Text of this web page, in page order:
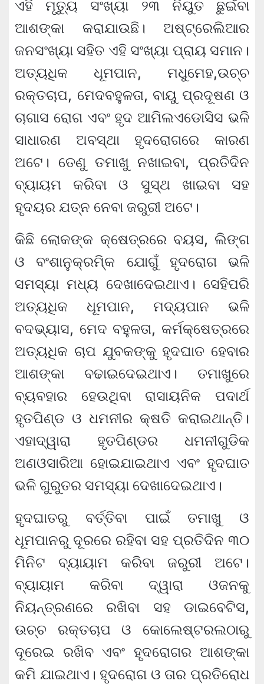
ଏହି ମୃତ୍ୟୁ ସଂଖ୍ୟା ୨୩ ନିୟୁତ ଛୁଇଁବା
ଆଶଙ୍କା କରାଯାଉଛି। ଅଷ୍ଟ୍ରେଲିଆର
ଜନସଂଖ୍ୟା ସହିତ ଏହି ସଂଖ୍ୟା ପ୍ରାୟ ସମାନ।
ଅତ୍ୟଧିକ ଧୂମପାନ, ମଧୁମେହ,ଉଚ୍ଚ
ରକ୍ତଚାପ, ମେଦବହୁଳତା, ବାୟୁ ପ୍ରଦୂଷଣ ଓ
ଚାଗାସ ରୋଗ ଏବଂ ହୃଦ ଆମିଲଏଡୋସିସ ଭଳି
ସାଧାରଣ ଅବସ୍ଥା ହୃଦରୋଗରେ କାରଣ
ଅଟେ। ତେଣୁ ତମାଖୁ ନଖାଇବା, ପ୍ରତିଦିନ
ବ୍ୟାୟମ କରିବା ଓ ସୁସ୍ଥ ଖାଇବା ସହ
ହୃଦୟର ଯତ୍ନ ନେବା ଜରୁରୀ ଅଟେ।
କିଛି ଲୋକଙ୍କ କ୍ଷେତ୍ରରେ ବୟସ, ଲିଙ୍ଗ
ଓ ବଂଶାନୁକ୍ରମି୍‌କ ଯୋଗୁଁ ହୃଦରୋଗ ଭଳି
ସମସ୍ୟା ମଧ୍ୟ ଦେଖାଦେଇଥାଏ। ସେହିପରି
ଅତ୍ୟଧିକ ଧୂମପାନ, ମଦ୍ୟପାନ ଭଳି
ବଦଭ୍ୟାସ, ମେଦ ବହୁଳତା, କର୍ମକ୍ଷେତ୍ରରେ
ଅତ୍ୟଧିକ ଚାପ ଯୁବକଙ୍କୁ ହୃଦଘାତ ହେବାର
ଆଶଙ୍କା ବଢାଇଦେଇଥାଏ। ତମାଖୁରେ
ବ୍ୟବହାର ହେଉଥିବା ରାସାୟନିକ ପଦାର୍ଥ
ହୃତପିଣ୍ଡ ଓ ଧମନୀର କ୍ଷତି କରାଇଥାନ୍ତି।
ଏହାଦ୍ୱାରା ହୃତପିଣ୍ଡର ଧମନୀଗୁଡିକ
ଅଣଓସାରିଆ ହୋଇଯାଇଥାଏ ଏବଂ ହୃଦଘାତ
ଭଳି ଗୁରୁତର ସମସ୍ୟା ଦେଖାଦେଇଥାଏ।
ହୃଦଘାତରୁ ବର୍ତ୍ତିବା ପାଇଁ ତମାଖୁ ଓ
ଧୂମପାନରୁ ଦୂରରେ ରହିବା ସହ ପ୍ରତିଦିନ ୩୦
ମିନିଟ ବ୍ୟାୟାମ କରିବା ଜରୁରୀ ଅଟେ।
ବ୍ୟାୟାମ କରିବା ଦ୍ୱାରା ଓଜନକୁ
ନିୟନ୍ତ୍ରଣରେ ରଖିବା ସହ ଡାଇବେଟିସ,
ଉଚ୍ଚ ରକ୍ତଚାପ ଓ କୋଲେଷ୍ଟରଲଠାରୁ
ଦୂରେଇ ରଖିବ ଏବଂ ହୃଦରୋଗର ଆଶଙ୍କା
କମି ଯାଇଥାଏ। ହୃଦରୋଗ ଓ ତାର ପ୍ରତିରୋଧ